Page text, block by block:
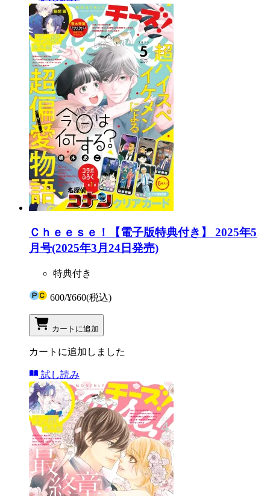
Ｃｈｅｅｓｅ！【電子版特典付き】 2025年5
月号(2025年3月24日発売)
特典付き
600/¥660(税込)
カートに追加
カートに追加しました
試し読み